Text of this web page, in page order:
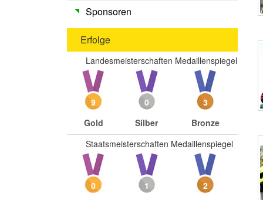
Sponsoren
Erfolge
Landesmeisterschaften Medaillenspiegel
9
Gold
0
Silber
3
Bronze
Staatsmeisterschaften Medaillenspiegel
0
1
2